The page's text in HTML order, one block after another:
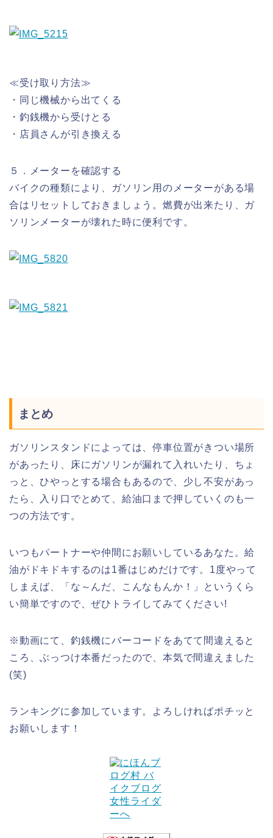
≪受け取り方法≫
・同じ機械から出てくる
・釣銭機から受けとる
・店員さんが引き換える
５．メーターを確認する
バイクの種類により、ガソリン用のメーターがある場
合はリセットしておきましょう。燃費が出来たり、ガ
ソリンメーターが壊れた時に便利です。
まとめ
ガソリンスタンドによっては、停車位置がきつい場所
があったり、床にガソリンが漏れて入れいたり、ちょ
っと、ひやっとする場合もあるので、少し不安があっ
たら、入り口でとめて、給油口まで押していくのも一
つの方法です。
いつもパートナーや仲間にお願いしているあなた。給
油がドキドキするのは1番はじめだけです。1度やって
しまえば、「な～んだ、こんなもんか！」というくら
い簡単ですので、ぜひトライしてみてください!
※動画にて、釣銭機にバーコードをあてて間違えると
ころ、ぶっつけ本番だったので、本気で間違えました
(笑)
ランキングに参加しています。よろしければポチッと
お願いします！